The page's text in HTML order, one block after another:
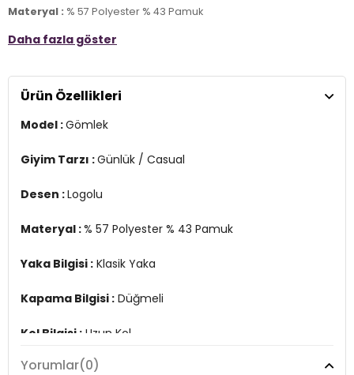
Materyal : % 57 Polyester % 43 Pamuk
Yaka Bilgisi : Klasik Yaka
Kol Bilgisi :Uzun Kol
Kalıp Bilgisi :Regular Fit
Menşei :
Türkiye
3DK1021176370718.12
Daha fazla göster
Ürün Özellikleri
Model :Gömlek
Giyim Tarzı :Günlük / Casual
Desen :Logolu
Materyal :% 57 Polyester % 43 Pamuk
Yaka Bilgisi : Klasik Yaka
Kapama Bilgisi : Düğmeli
Kol Bilgisi : Uzun Kol
Kalıp Bilgisi :Regular Fit
Yorumlar(0)